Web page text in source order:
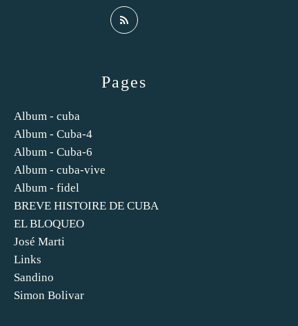
Pages
Album - cuba
Album - Cuba-4
Album - Cuba-6
Album - cuba-vive
Album - fidel
BREVE HISTOIRE DE CUBA
EL BLOQUEO
José Marti
Links
Sandino
Simon Bolivar